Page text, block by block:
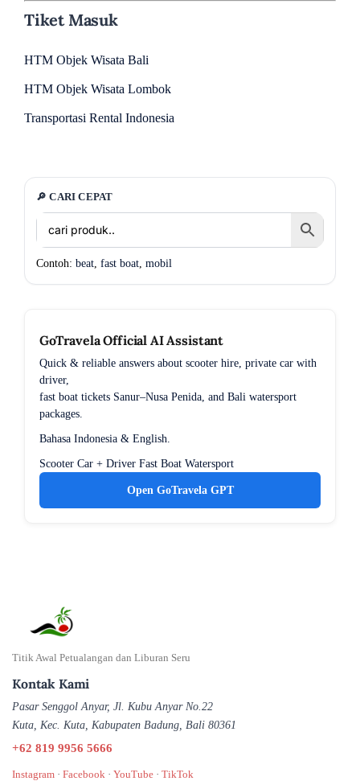
Tiket Masuk
HTM Objek Wisata Bali
HTM Objek Wisata Lombok
Transportasi Rental Indonesia
🔎 CARI CEPAT
Contoh: beat fast boat mobil
GoTravela Official AI Assistant
Quick & reliable answers about scooter hire, private car with
driver,
fast boat tickets Sanur–Nusa Penida, and Bali watersport
packages.
Bahasa Indonesia & English.
Scooter Car + Driver Fast Boat Watersport
Open GoTravela GPT
Titik Awal Petualangan dan Liburan Seru
Kontak Kami
Pasar Senggol Anyar, Jl. Kubu Anyar No.22
Kuta, Kec. Kuta, Kabupaten Badung, Bali 80361
+62 819 9956 5666
Instagram · Facebook · YouTube · TikTok